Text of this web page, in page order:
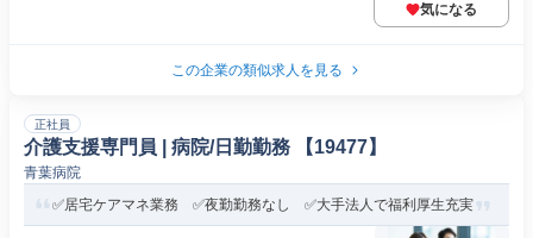
気になる
この企業の類似求人を見る
正社員
介護支援専門員 | 病院/日勤勤務 【19477】
青葉病院
✅居宅ケアマネ業務 ✅夜勤勤務なし ✅大手法人で福利厚生充実